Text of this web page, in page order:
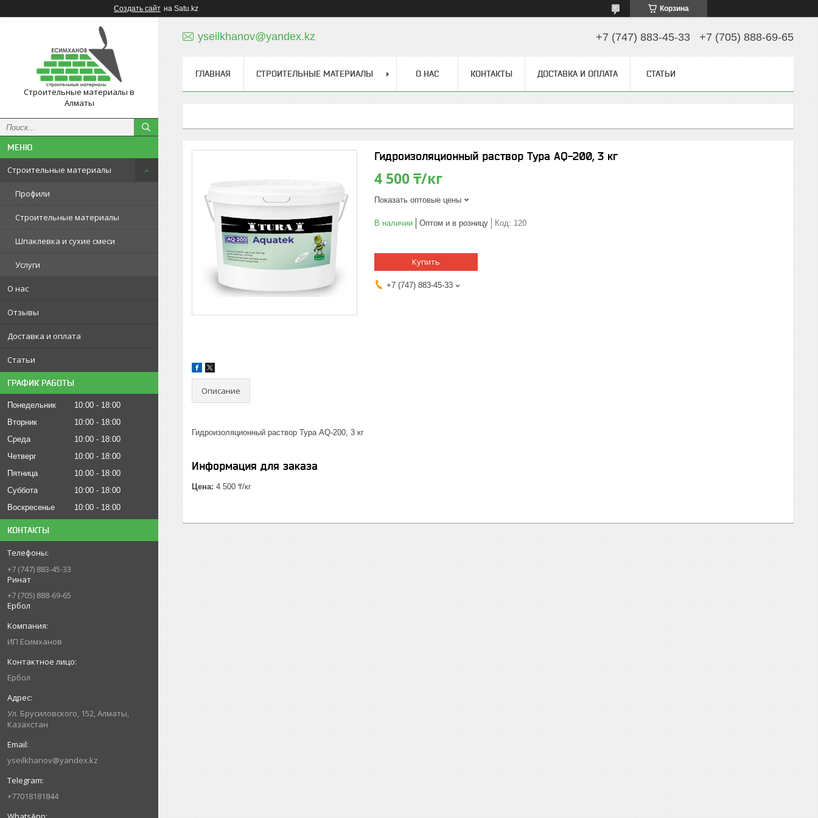
Создать сайт на Satu.kz Корзина
Строительные материалы в
Алматы
Строительные материалы
Профили
Строительные материалы
Шпаклевка и сухие смеси
Услуги
О нас
Отзывы
Доставка и оплата
Статьи
ГРАФИК РАБОТЫ
Понедельник 10:00
18:00
Вторник
10:00
18:00
Среда
10:00
18:00
Четверг
10:00
18:00
Пятница
10:00
18:00
Суббота
10:00
18:00
Воскресенье
10:00 18:00
КОНТАКТЫ
+7 (747) 883-45-33
Ринат
+7 (705) 888-69-65
Ербол
ИП Есимxанов
Ербол
Ул. Брусиловского, 152, Алматы,
Казахстан
yseilkhanov@yandex.kz
+77018181844
yseilkhanov@yandex.kz +7 (747) 883-45-33 +7 (705) 888-69-65
ГЛАВНАЯ СТРОИТЕЛЬНЫЕ МАТЕРИАЛЫ О НАС КОНТАКТЫ ДОСТАВКА И ОПЛАТА СТАТЬИ
Гидроизоляционный раствор Тура AQ-200, 3 кг
4 500 ₸/кг
Показать оптовые цены
В наличии Оптом и в розницу Код: 120
Купить
+7 (747) 883-45-33
Описание
Гидроизоляционный раствор Тура AQ-200, 3 кг
Информация для заказа
Цена: 4 500 ₸/кг